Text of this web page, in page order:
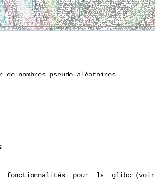
de nombres pseudo-aléatoires.
fonctionnalités  pour  la  glibc (voir